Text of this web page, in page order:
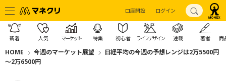
口座開設 ログイン
新着 人気 マーケット 特集 初心者 ライフデザイン 連載 著者 商
HOME 今週のマーケット展望
日経平均の今週の予想レンジは2万5500円
～2万6500円